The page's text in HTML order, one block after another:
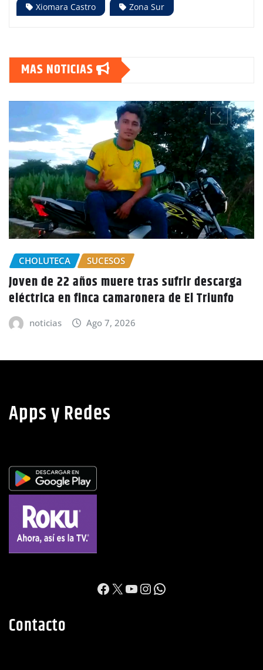
Xiomara Castro
Zona Sur
MAS NOTICIAS
GOBIERNO HONDURAS NACIONALES
CIDH escucha denuncias por uso de juicios
políticos y debilidad de la independencia
noticias Ago 6, 2026